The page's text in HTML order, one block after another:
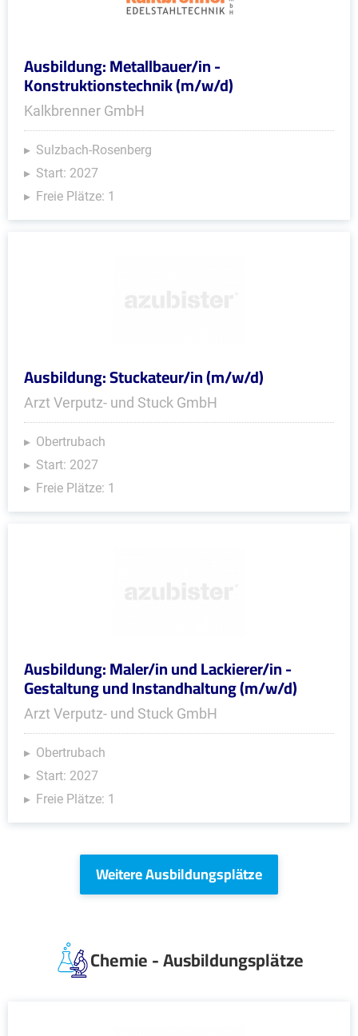
Ausbildung: Metallbauer/in -
Konstruktionstechnik (m/w/d)
Kalkbrenner GmbH
Sulzbach-Rosenberg
Start: 2027
Freie Plätze: 1
Ausbildung: Stuckateur/in (m/w/d)
Arzt Verputz- und Stuck GmbH
Obertrubach
Start: 2027
Freie Plätze: 1
Ausbildung: Maler/in und Lackierer/in -
Gestaltung und Instandhaltung (m/w/d)
Arzt Verputz- und Stuck GmbH
Obertrubach
Start: 2027
Freie Plätze: 1
Weitere Ausbildungsplätze
Chemie - Ausbildungsplätze